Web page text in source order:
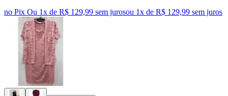
no Pix Ou 1x de R$ 129,99 sem jurosou 1x de R$ 129,99 sem juros